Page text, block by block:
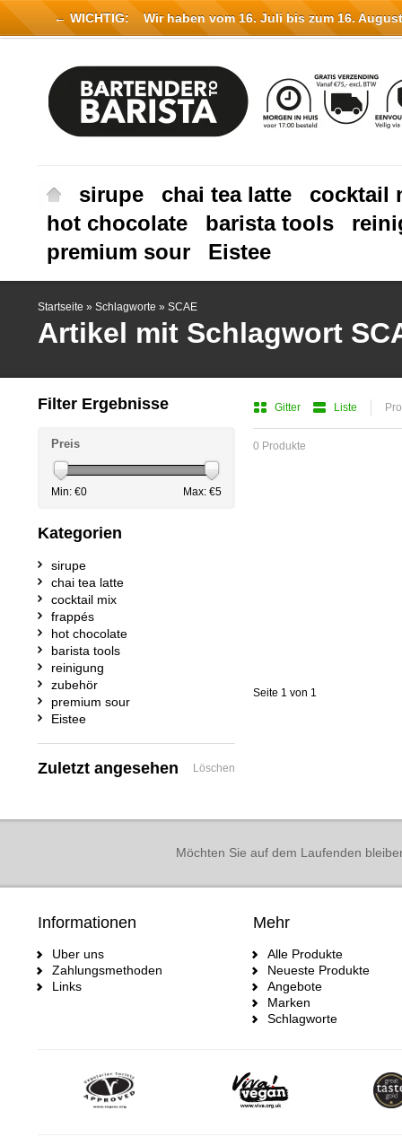
sirupe chai tea latte
cocktail
hot chocolate
barista tools
premium sour
Eistee
Startseite » Schlagworte » SCAE
Artikel mit Schlagwort
Gitter Liste
0 Produkte
Seite 1 von 1
Filter Ergebnisse
Preis
Min: €0 Max: €5
Kategorien
sirupe
chai tea latte
cocktail mix
frappés
hot chocolate
barista tools
reinigung
zubehör
premium sour
Eistee
Zuletzt angesehen Löschen
Möchten Sie auf dem Laufenden
Informationen
Uber uns
Zahlungsmethoden
Links
Mehr
Alle Produkte
Neueste Produkte
Angebote
Marken
Schlagworte
← WICHTIG: Wir haben vom 16. Juli bis zum 16.